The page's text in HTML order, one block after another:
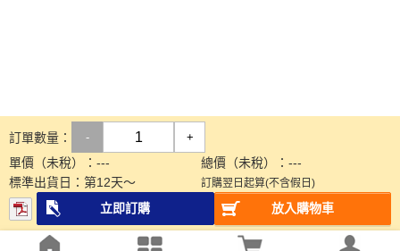
訂單數量： - +
單價（未稅）： --- 總價（未稅）： ---
標準出貨日： 第12天～ 訂購翌日起算(不含假日)
立即訂購 放入購物車